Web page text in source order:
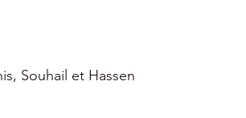
Souhail et Hassen